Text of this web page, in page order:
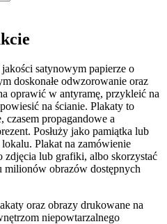
satynowym papierze o
doskonałe odwzorowanie oraz
oprawić w antyramę, przykleić na
na ścianie. Plakaty to
czasem propagandowe a
Posłuży jako pamiątka lub
Plakat na zamówienie
zdjęcia lub grafiki, albo skorzystać
milionów obrazów dostępnych
oraz obrazy drukowane na
niepowtarzalnego